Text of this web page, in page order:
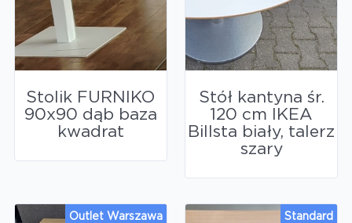
Stolik FURNIKO
90x90 dąb baza
kwadrat
Stół kantyna śr.
120 cm IKEA
Billsta biały, talerz
szary
Outlet Warszawa Standard